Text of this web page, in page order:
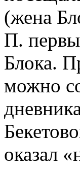
(жена
П.
Блока.
можно
оказал